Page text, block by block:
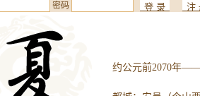
密码
约公元前2070年——